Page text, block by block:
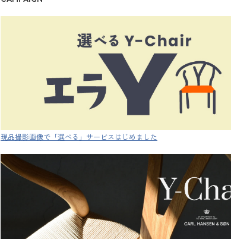
現品撮影画像で「選べる」サービスはじめました